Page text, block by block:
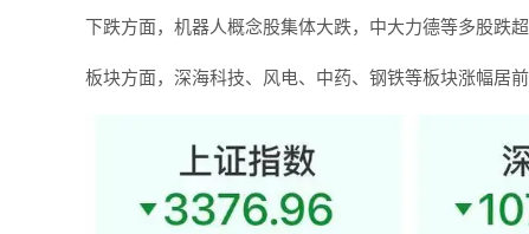
下跌方面，机器人概念股集体大跌，中大力德等多股跌超
板块方面，深海科技、风电、中药、钢铁等板块涨幅居